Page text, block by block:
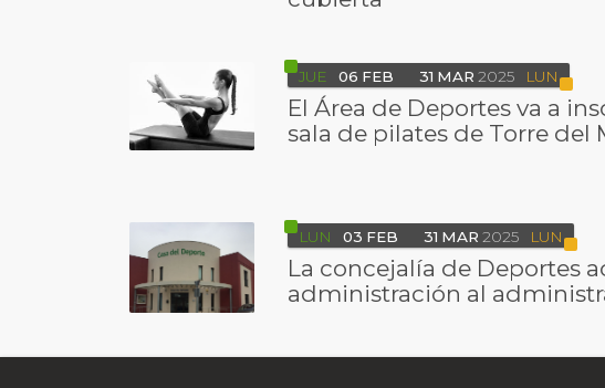
JUE 06 FEB 31 MAR 2025 LUN
El Área de Deportes va a
sala de pilates de Torre del
LUN 03 FEB 31 MAR 2025 LUN
La concejalía de Deportes
administración al